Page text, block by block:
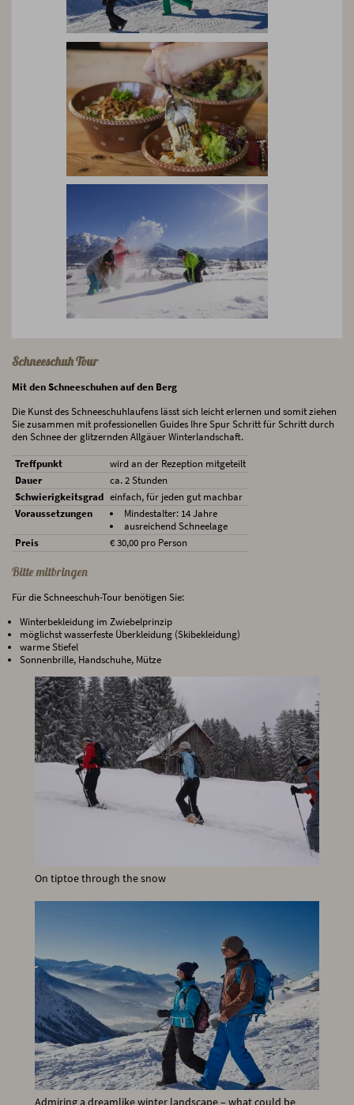
Schneeschuh Tour
Mit den Schneeschuhen auf den Berg
Die Kunst des Schneeschuhlaufens lässt sich leicht erlernen und somit ziehen
Sie zusammen mit professionellen Guides Ihre Spur Schritt für Schritt durch
den Schnee der glitzernden Allgäuer Winterlandschaft.
Treffpunkt
wird an der Rezeption mitgeteilt
Dauer
ca. 2 Stunden
Schwierigkeitsgrad einfach, für jeden gut machbar
Voraussetzungen
Mindestalter: 14 Jahre
ausreichend Schneelage
Preis
€ 30,00 pro Person
Bitte mitbringen
Für die Schneeschuh-Tour benötigen Sie:
Winterbekleidung im Zwiebelprinzip
möglichst wasserfeste Überkleidung (Skibekleidung)
warme Stiefel
Sonnenbrille, Handschuhe, Mütze
On tiptoe through the snow
Admiring a dreamlike winter landscape – what could be